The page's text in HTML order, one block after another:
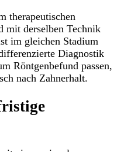
therapeutischen
mit derselben Technik
im gleichen Stadium
Diagnostik
Röntgenbefund passen,
nach Zahnerhalt.